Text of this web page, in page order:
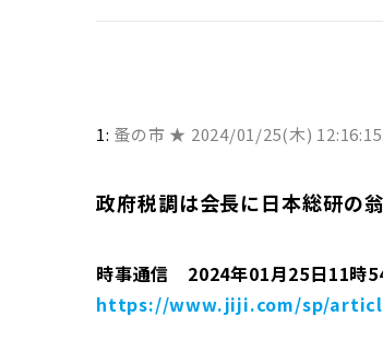
1: 蚤の市 ★ 2024/01/25(木)
政府税調は会長に日本総研の
時事通信 2024年01月25日11時
https://www.jiji.com/sp/